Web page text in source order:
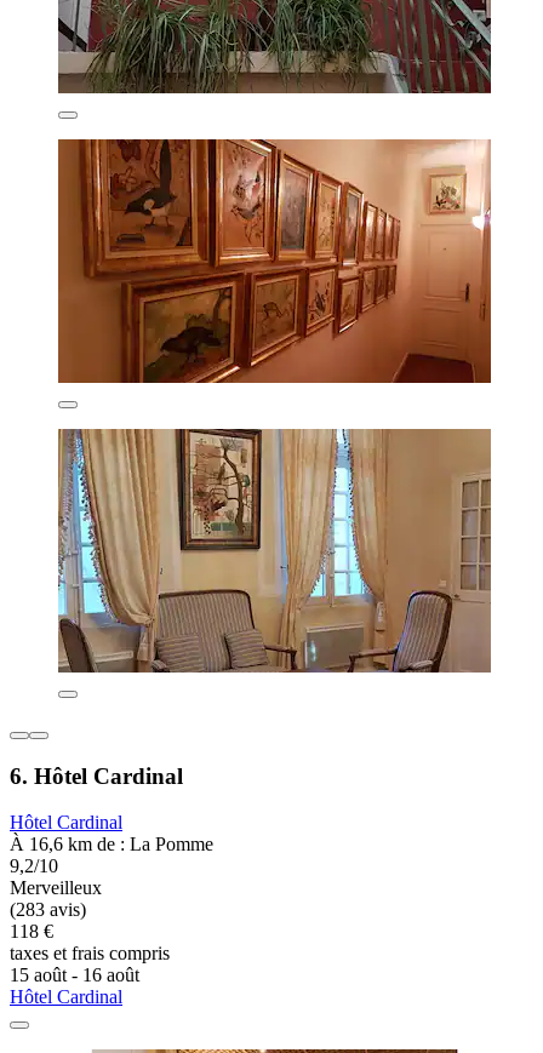
6. Hôtel Cardinal
Hôtel Cardinal
À 16,6 km de : La Pomme
9,2/10
Merveilleux
(283 avis)
118 €
taxes et frais compris
15 août - 16 août
Hôtel Cardinal